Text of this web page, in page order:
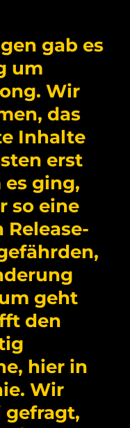
gab es
um
Wir
das
Inhalte
erst
ging,
so eine
geht
den
hier in
Wir
gefragt,